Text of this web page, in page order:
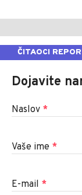
ČITAOCI
Dojavite
Naslov *
Vaše ime *
E-mail *